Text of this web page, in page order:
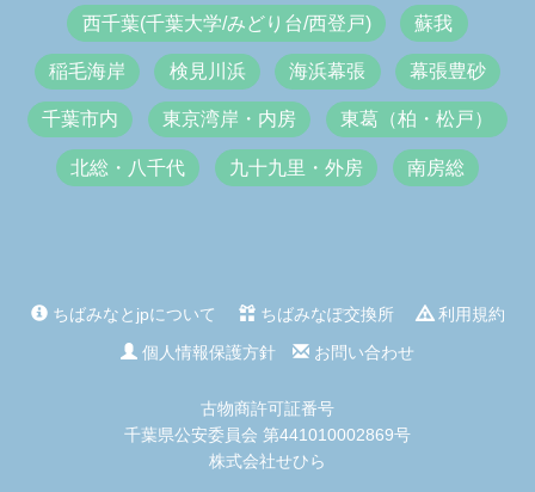
西千葉(千葉大学/みどり台/西登戸) 蘇我
稲毛海岸 検見川浜 海浜幕張 幕張豊砂
千葉市内 東京湾岸・内房 東葛（柏・松戸）
北総・八千代 九十九里・外房 南房総
ちばみなとjpについて ちばみなぽ交換所
利用規約
個人情報保護方針
お問い合わせ
古物商許可証番号
千葉県公安委員会 第441010002869号
株式会社せひら